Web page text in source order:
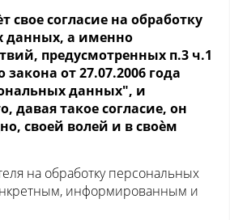
свое согласие на обработку
данных, а именно
предусмотренных п.3 ч.1
закона от 27.07.2006 года
данных", и
давая такое согласие, он
своей волей и в своѐм
на обработку персональных
информированным и